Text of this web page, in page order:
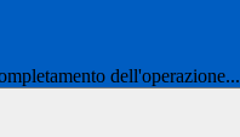
dell'operazione...